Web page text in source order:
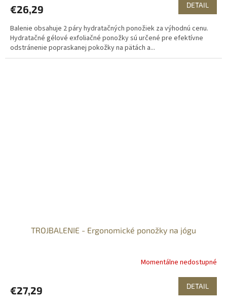
€26,29 DETAIL
Balenie obsahuje 2 páry hydratačných ponožiek za výhodnú cenu.
Hydratačné gélové exfoliačné ponožky sú určené pre efektívne
odstránenie popraskanej pokožky na pätách a...
TROJBALENIE - Ergonomické ponožky na jógu
Momentálne nedostupné
€27,29 DETAIL